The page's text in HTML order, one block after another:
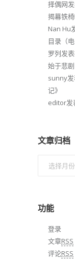
择偶网
揭幕铁
Nan Hu
目录（电
罗列发
始于悲剧
sunny
记》
editor发
文章归档
功能
登录
文章RSS
评论RSS